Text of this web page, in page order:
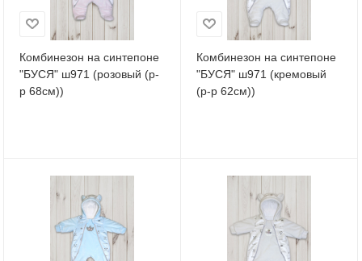
Комбинезон на синтепоне
"БУСЯ" ш971 (розовый (р-
р 68см))
Комбинезон на синтепоне
"БУСЯ" ш971 (кремовый
(р-р 62см))